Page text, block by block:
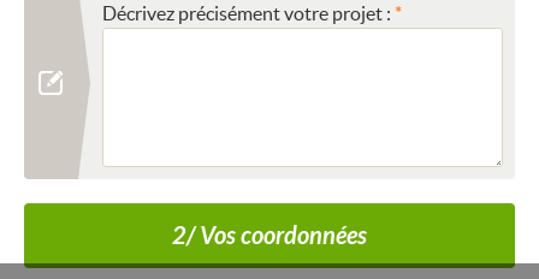
Décrivez précisément votre projet :
2/ Vos coordonnées